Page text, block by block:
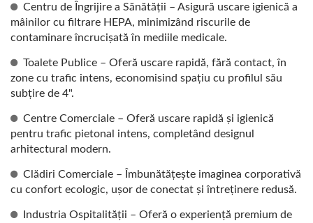
Centru de Îngrijire a Sănătății – Asigură uscare igienică a
mâinilor cu filtrare HEPA, minimizând riscurile de
contaminare încrucișată în mediile medicale.
Toalete Publice – Oferă uscare rapidă, fără contact, în
zone cu trafic intens, economisind spațiu cu profilul său
subțire de 4".
Centre Comerciale – Oferă uscare rapidă și igienică
pentru trafic pietonal intens, completând designul
arhitectural modern.
Clădiri Comerciale – Îmbunătățește imaginea corporativă
cu confort ecologic, ușor de conectat și întreținere redusă.
Industria Ospitalității – Oferă o experiență premium de